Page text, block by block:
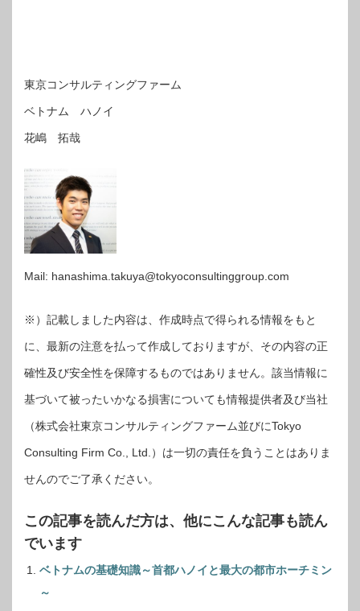
東京コンサルティングファーム
ベトナム ハノイ
花嶋 拓哉
Mail: hanashima.takuya@tokyoconsultinggroup.com
※）記載しました内容は、作成時点で得られる情報をもと
に、最新の注意を払って作成しておりますが、その内容の正
確性及び安全性を保障するものではありません。該当情報に
基づいて被ったいかなる損害についても情報提供者及び当社
（株式会社東京コンサルティングファーム並びにTokyo
Consulting Firm Co., Ltd.）は一切の責任を負うことはありま
せんのでご了承ください。
この記事を読んだ方は、他にこんな記事も読ん
でいます
ベトナムの基礎知識～首都ハノイと最大の都市ホーチミン
～